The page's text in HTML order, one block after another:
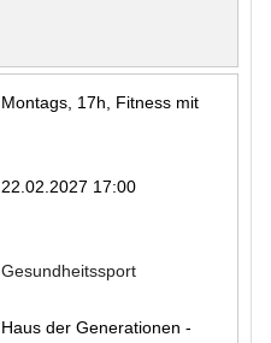
Montags, 17h, Fitness mit
22.02.2027 17:00
Gesundheitssport
Haus der Generationen -